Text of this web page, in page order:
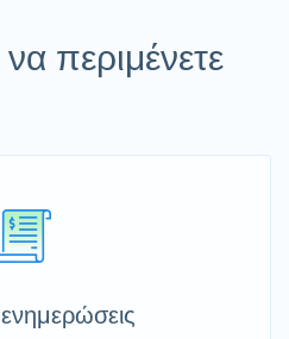
περιμένετε